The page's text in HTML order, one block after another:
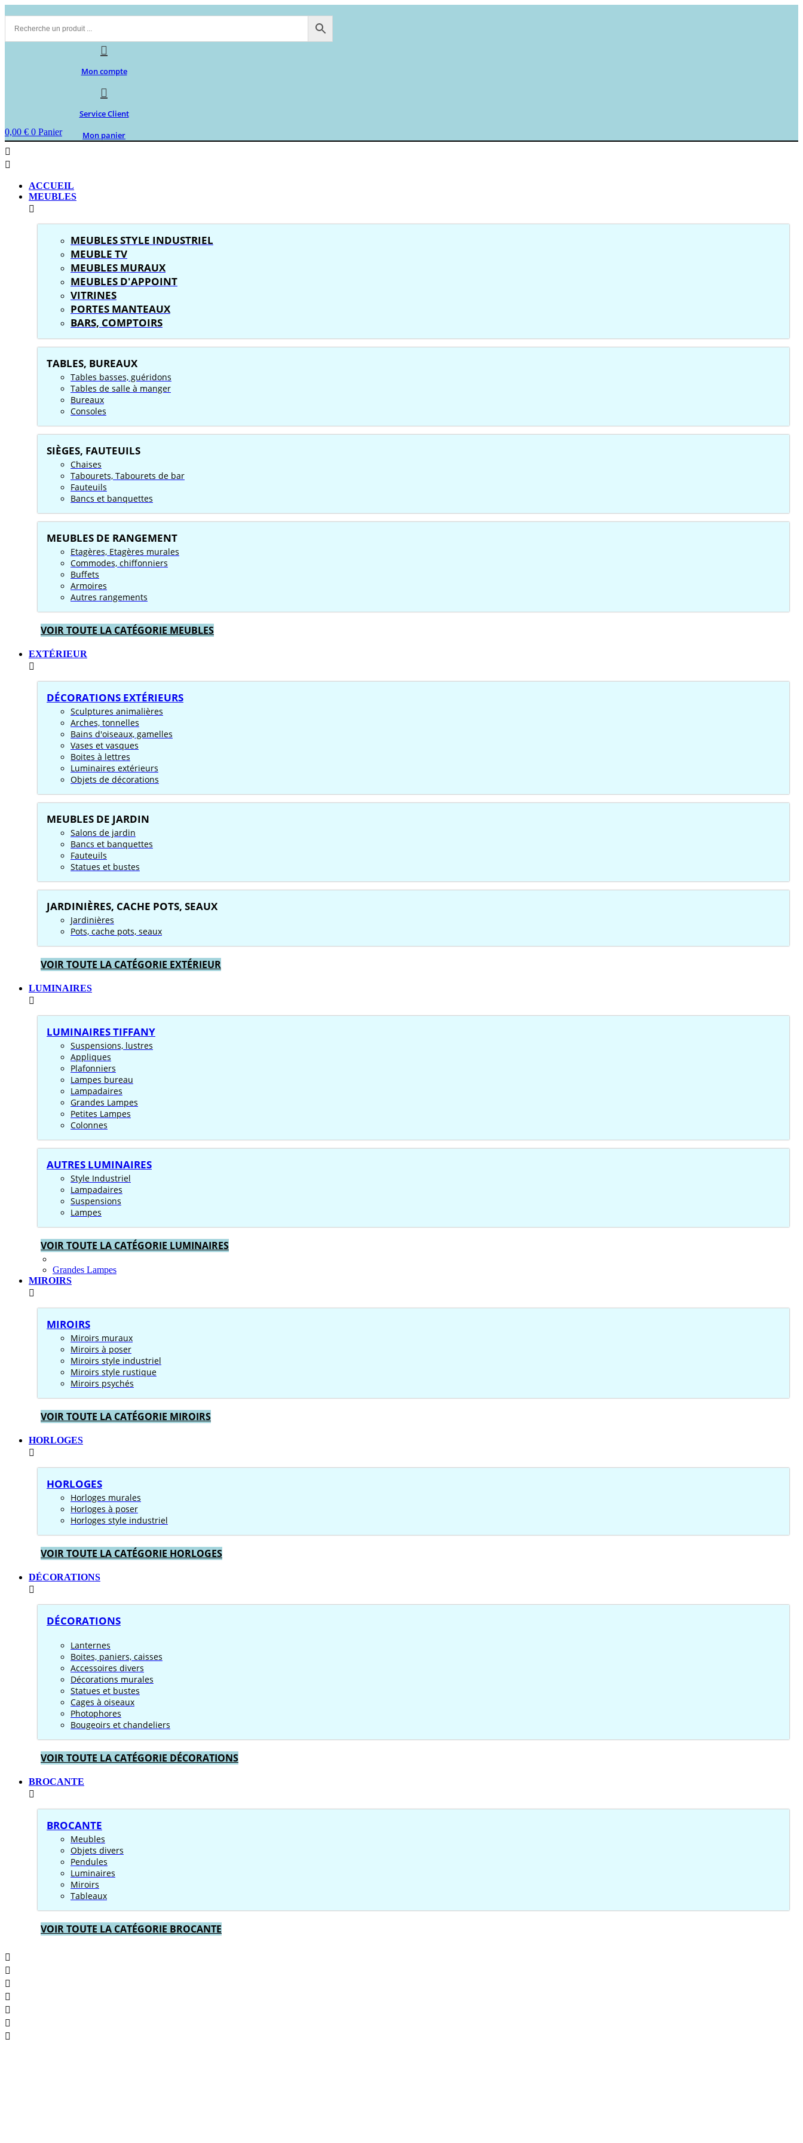
contenu
Mon compte
Service Client
0,00 € 0 Panier Mon panier
ACCUEIL
MEUBLES
MEUBLES STYLE INDUSTRIEL
MEUBLE TV
MEUBLES MURAUX
MEUBLES D'APPOINT
VITRINES
PORTES MANTEAUX
BARS, COMPTOIRS
TABLES, BUREAUX
Tables basses, guéridons
Tables de salle à manger
Bureaux
Consoles
SIÈGES, FAUTEUILS
Chaises
Tabourets, Tabourets de bar
Fauteuils
Bancs et banquettes
MEUBLES DE RANGEMENT
Etagères, Etagères murales
Commodes, chiffonniers
Buffets
Armoires
Autres rangements
VOIR TOUTE LA CATÉGORIE MEUBLES
EXTÉRIEUR
DÉCORATIONS EXTÉRIEURS
Sculptures animalières
Arches, tonnelles
Bains d'oiseaux, gamelles
Vases et vasques
Boites à lettres
Luminaires extérieurs
Objets de décorations
MEUBLES DE JARDIN
Salons de jardin
Bancs et banquettes
Fauteuils
Statues et bustes
JARDINIÈRES, CACHE POTS, SEAUX
Jardinières
Pots, cache pots, seaux
VOIR TOUTE LA CATÉGORIE EXTÉRIEUR
LUMINAIRES
LUMINAIRES TIFFANY
Suspensions, lustres
Appliques
Plafonniers
Lampes bureau
Lampadaires
Grandes Lampes
Petites Lampes
Colonnes
AUTRES LUMINAIRES
Style Industriel
Lampadaires
Suspensions
Lampes
VOIR TOUTE LA CATÉGORIE LUMINAIRES
Grandes Lampes
MIROIRS
MIROIRS
Miroirs muraux
Miroirs à poser
Miroirs style industriel
Miroirs style rustique
Miroirs psychés
VOIR TOUTE LA CATÉGORIE MIROIRS
HORLOGES
HORLOGES
Horloges murales
Horloges à poser
Horloges style industriel
VOIR TOUTE LA CATÉGORIE HORLOGES
DÉCORATIONS
DÉCORATIONS
Lanternes
Boites, paniers, caisses
Accessoires divers
Décorations murales
Statues et bustes
Cages à oiseaux
Photophores
Bougeoirs et chandeliers
VOIR TOUTE LA CATÉGORIE DÉCORATIONS
BROCANTE
BROCANTE
Meubles
Objets divers
Pendules
Luminaires
Miroirs
Tableaux
VOIR TOUTE LA CATÉGORIE BROCANTE